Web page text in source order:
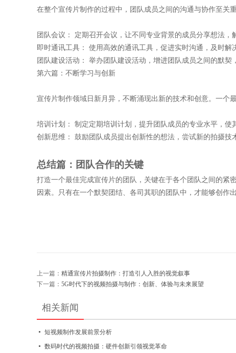
在整个宣传片制作的过程中，团队成员之间的沟通与协作至关
团队会议：
定期召开会议，让不同专业背景的成员分享想法，
即时通讯工具：
使用高效的通讯工具，促进实时沟通，及时解
团队建设活动：
举办团队建设活动，增进团队成员之间的默契
第六篇：不断学习与创新
宣传片制作领域日新月异，不断涌现出新的技术和创意。一个
培训计划：
制定定期培训计划，提升团队成员的专业水平，使
创新思维：
鼓励团队成员提出创新性的想法，尝试新的拍摄技
总结篇：团队合作的关键
打造一个最佳完成宣传片的团队，关键在于各个团队之间的紧
因素。只有在一个默契团结、各司其职的团队中，才能够创作
上一篇： 精通宣传片拍摄制作：打造引人入胜的视觉叙事
下一篇： 5G时代下的视频拍摄与制作：创新、体验与未来展望
相关新闻
短视频制作发展前景分析
数码时代的视频拍摄：硬件创新引领视觉革命